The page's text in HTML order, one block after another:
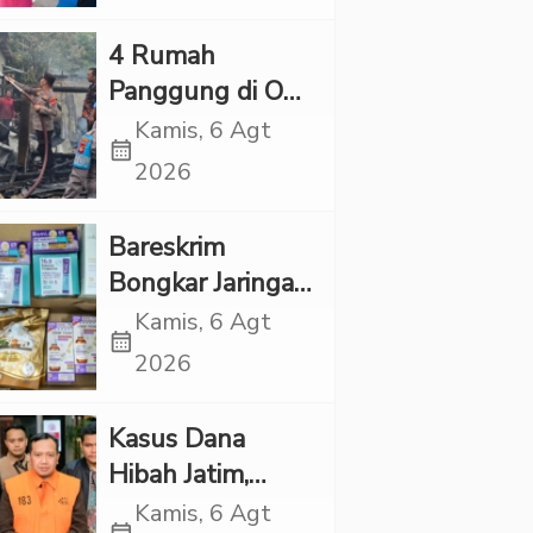
‎4 Rumah
Panggung di OKI
Ludes Terbakar,
Kerugian Capai
calendar_month
Kamis, 6 Agt
2026
Bareskrim
Bongkar Jaringan
Etomidate dari
Thailand, 4
calendar_month
Kamis, 6 Agt
2026
Kasus Dana
Hibah Jatim,
Siliwangi: Partai
Kamis, 6 Agt